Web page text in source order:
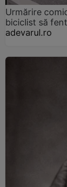
Urmărire
biciclist să
adevarul.ro